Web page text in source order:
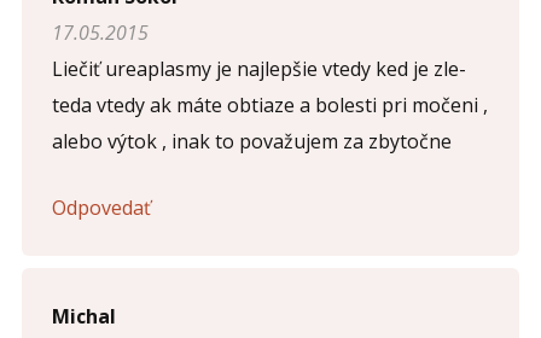
17.05.2015
Liečiť ureaplasmy je najlepšie vtedy ked je zle-
teda vtedy ak máte obtiaze a bolesti pri močeni ,
alebo výtok , inak to považujem za zbytočne
Odpovedať
Michal